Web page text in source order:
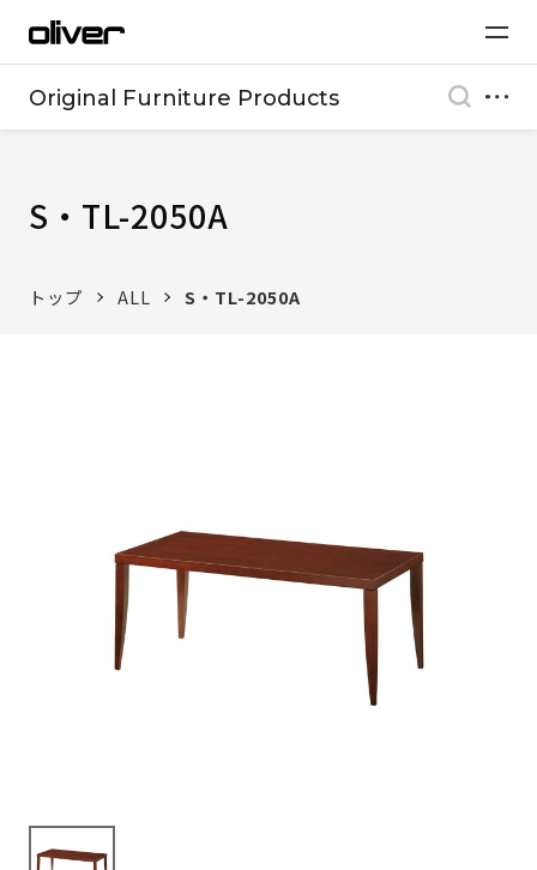
Original Furniture Products
S・TL-2050A
トップ ALL S・TL-2050A